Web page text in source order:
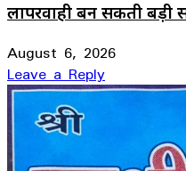
लापरवाही बन सकती बड़ी
August 6, 2026
Leave a Reply